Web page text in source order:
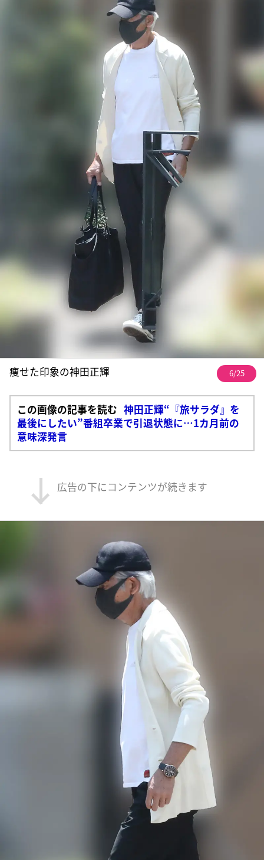
痩せた印象の神田正輝 6/25
この画像の記事を読む 神田正輝“『旅サラダ』を
最後にしたい”番組卒業で引退状態に…1カ月前の
意味深発言
広告の下にコンテンツが続きます